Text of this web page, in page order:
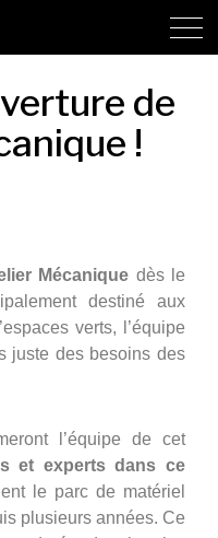
de
!
Mécanique dès le
destiné aux
verts, l’équipe
juste des besoins des
l’équipe de cet
et experts dans ce
le parc de matériel
plusieurs années. Ce